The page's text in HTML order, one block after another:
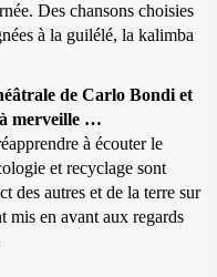
Des chansons choisies
à la guilélé, la kalimba
de Carlo Bondi et
merveille …
à écouter le
et recyclage sont
des autres et de la terre sur
mis en avant aux regards